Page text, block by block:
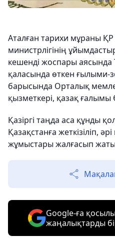
Аталған тарихи мұраны
министрлігінің
кешенді жоспары
қаласында өткен ғылыми-
барысында Орталық
қызметкері, қазақ
Қазіргі таңда аса құнды
Қазақстанға жеткізіліп,
жұмыстары жалғасып
Google-ға
жаңалықтарды